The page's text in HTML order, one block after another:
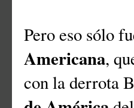
Pero eso sólo
Americana,
con la derrota